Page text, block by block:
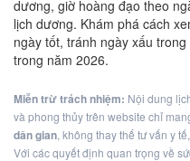
dương, giờ hoàng đạo theo
lịch dương. Khám phá cách
ngày tốt, tránh ngày xấu
trong năm 2026.
Miễn trừ trách nhiệm: Nội dung
và phong thủy trên website chỉ
dân gian, không thay thế tư vấn y
Với các quyết định quan trọng về